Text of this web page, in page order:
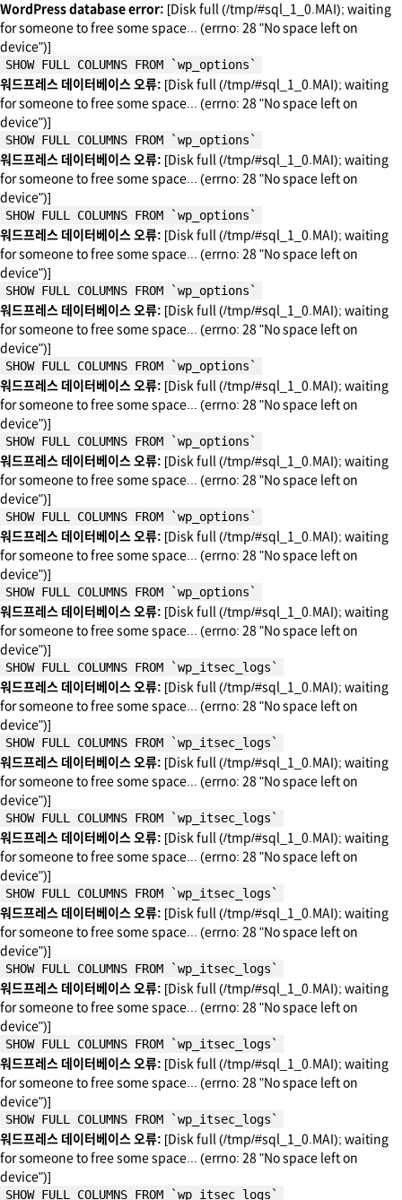
WordPress database error: [Disk full (/tmp/#sql_1_0.MAI); waiting
for someone to free some space... (errno: 28 "No space left on
device")]
SHOW FULL COLUMNS FROM `wp_options`
워드프레스 데이터베이스 오류: [Disk full (/tmp/#sql_1_0.MAI); waiting
for someone to free some space... (errno: 28 "No space left on
device")]
SHOW FULL COLUMNS FROM `wp_options`
워드프레스 데이터베이스 오류: [Disk full (/tmp/#sql_1_0.MAI); waiting
for someone to free some space... (errno: 28 "No space left on
device")]
SHOW FULL COLUMNS FROM `wp_options`
워드프레스 데이터베이스 오류: [Disk full (/tmp/#sql_1_0.MAI); waiting
for someone to free some space... (errno: 28 "No space left on
device")]
SHOW FULL COLUMNS FROM `wp_options`
워드프레스 데이터베이스 오류: [Disk full (/tmp/#sql_1_0.MAI); waiting
for someone to free some space... (errno: 28 "No space left on
device")]
SHOW FULL COLUMNS FROM `wp_options`
워드프레스 데이터베이스 오류: [Disk full (/tmp/#sql_1_0.MAI); waiting
for someone to free some space... (errno: 28 "No space left on
device")]
SHOW FULL COLUMNS FROM `wp_options`
워드프레스 데이터베이스 오류: [Disk full (/tmp/#sql_1_0.MAI); waiting
for someone to free some space... (errno: 28 "No space left on
device")]
SHOW FULL COLUMNS FROM `wp_options`
워드프레스 데이터베이스 오류: [Disk full (/tmp/#sql_1_0.MAI); waiting
for someone to free some space... (errno: 28 "No space left on
device")]
SHOW FULL COLUMNS FROM `wp_options`
워드프레스 데이터베이스 오류: [Disk full (/tmp/#sql_1_0.MAI); waiting
for someone to free some space... (errno: 28 "No space left on
device")]
SHOW FULL COLUMNS FROM `wp_itsec_logs`
워드프레스 데이터베이스 오류: [Disk full (/tmp/#sql_1_0.MAI); waiting
for someone to free some space... (errno: 28 "No space left on
device")]
SHOW FULL COLUMNS FROM `wp_itsec_logs`
워드프레스 데이터베이스 오류: [Disk full (/tmp/#sql_1_0.MAI); waiting
for someone to free some space... (errno: 28 "No space left on
device")]
SHOW FULL COLUMNS FROM `wp_itsec_logs`
워드프레스 데이터베이스 오류: [Disk full (/tmp/#sql_1_0.MAI); waiting
for someone to free some space... (errno: 28 "No space left on
device")]
SHOW FULL COLUMNS FROM `wp_itsec_logs`
워드프레스 데이터베이스 오류: [Disk full (/tmp/#sql_1_0.MAI); waiting
for someone to free some space... (errno: 28 "No space left on
device")]
SHOW FULL COLUMNS FROM `wp_itsec_logs`
워드프레스 데이터베이스 오류: [Disk full (/tmp/#sql_1_0.MAI); waiting
for someone to free some space... (errno: 28 "No space left on
device")]
SHOW FULL COLUMNS FROM `wp_itsec_logs`
워드프레스 데이터베이스 오류: [Disk full (/tmp/#sql_1_0.MAI); waiting
for someone to free some space... (errno: 28 "No space left on
device")]
SHOW FULL COLUMNS FROM `wp_itsec_logs`
워드프레스 데이터베이스 오류: [Disk full (/tmp/#sql_1_0.MAI); waiting
for someone to free some space... (errno: 28 "No space left on
device")]
SHOW FULL COLUMNS FROM `wp_itsec_logs`